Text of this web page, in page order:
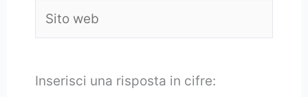
web
Inserisci una risposta in cifre: